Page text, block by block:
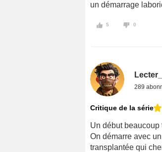
un démarrage
5 0
289
Critique de la série
Un début beaucoup
On démarre avec
transplantée qui